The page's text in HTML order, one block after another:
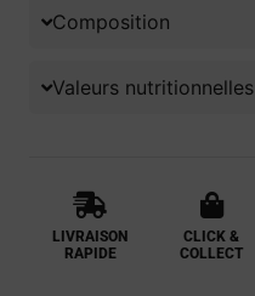
Composition
Valeurs nutritionnelles
LIVRAISON
RAPIDE
CLICK &
COLLECT